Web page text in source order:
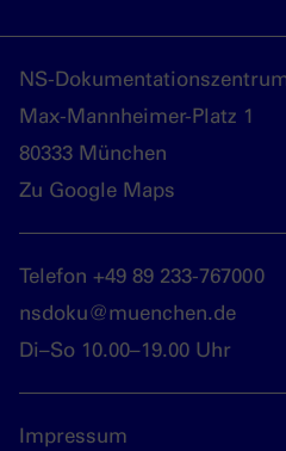
NS-
Max-Mannheimer-Platz 1
80333 München
Zu Google Maps
Telefon +49 89 233-767000
nsdoku@muenchen.de
Di–So 10.00–19.00 Uhr
Impressum